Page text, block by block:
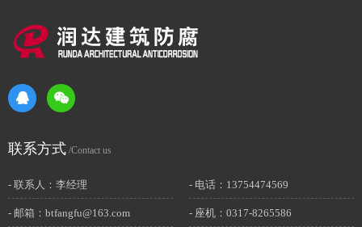
联系方式 /Contact us
- 联系人：李经理 - 电话：13754474569
- 邮箱：btfangfu@163.com - 座机：0317-8265586